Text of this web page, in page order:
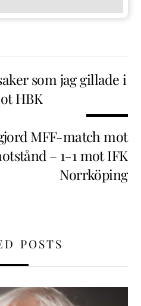
som jag gillade i
HBK
MFF-match mot
– 1-1 mot IFK
Norrköping
POSTS